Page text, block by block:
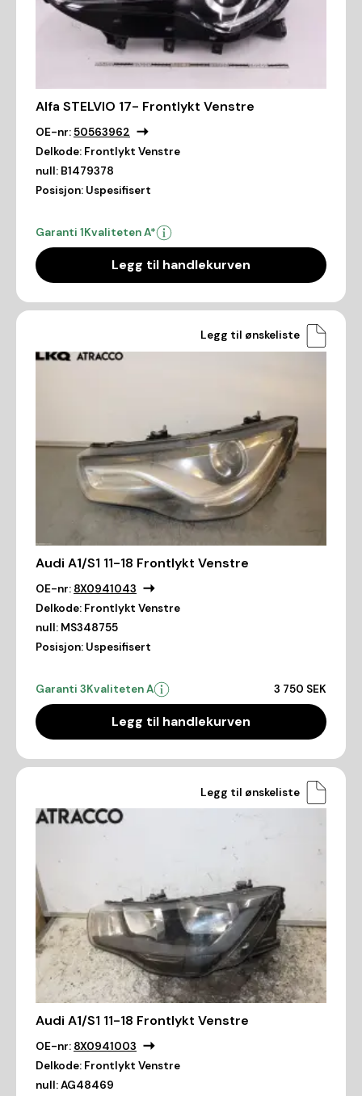
Alfa STELVIO 17- Frontlykt Venstre
OE-nr:50563962
Delkode: Frontlykt Venstre
null: B1479378
Posisjon: Uspesifisert
Garanti 1Kvaliteten A*
Legg til handlekurven
Legg til ønskeliste
Audi A1/S1 11-18 Frontlykt Venstre
OE-nr: 8X0941043
Delkode: Frontlykt Venstre
null: MS348755
Posisjon: Uspesifisert
Garanti 3Kvaliteten A 3 750 SEK
Legg til handlekurven
Legg til ønskeliste
Audi A1/S1 11-18 Frontlykt Venstre
OE-nr: 8X0941003
Delkode: Frontlykt Venstre
null:AG48469